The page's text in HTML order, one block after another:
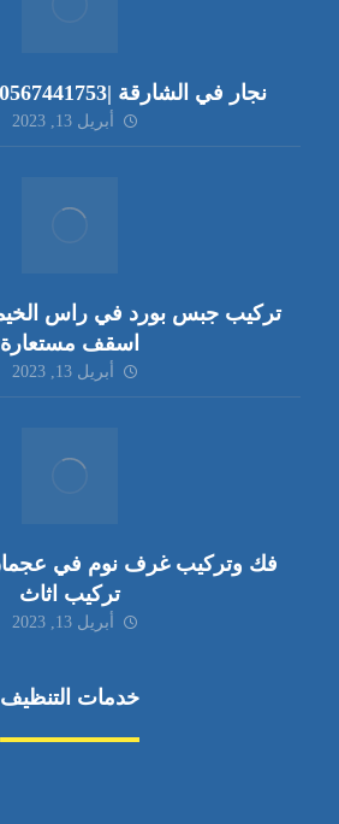
نجار في الشارقة |0567441753| منجرة خشب
أبريل 13, 2023
اسقف مستعارة
أبريل 13, 2023
تركيب اثاث
أبريل 13, 2023
خدمات التنظيف